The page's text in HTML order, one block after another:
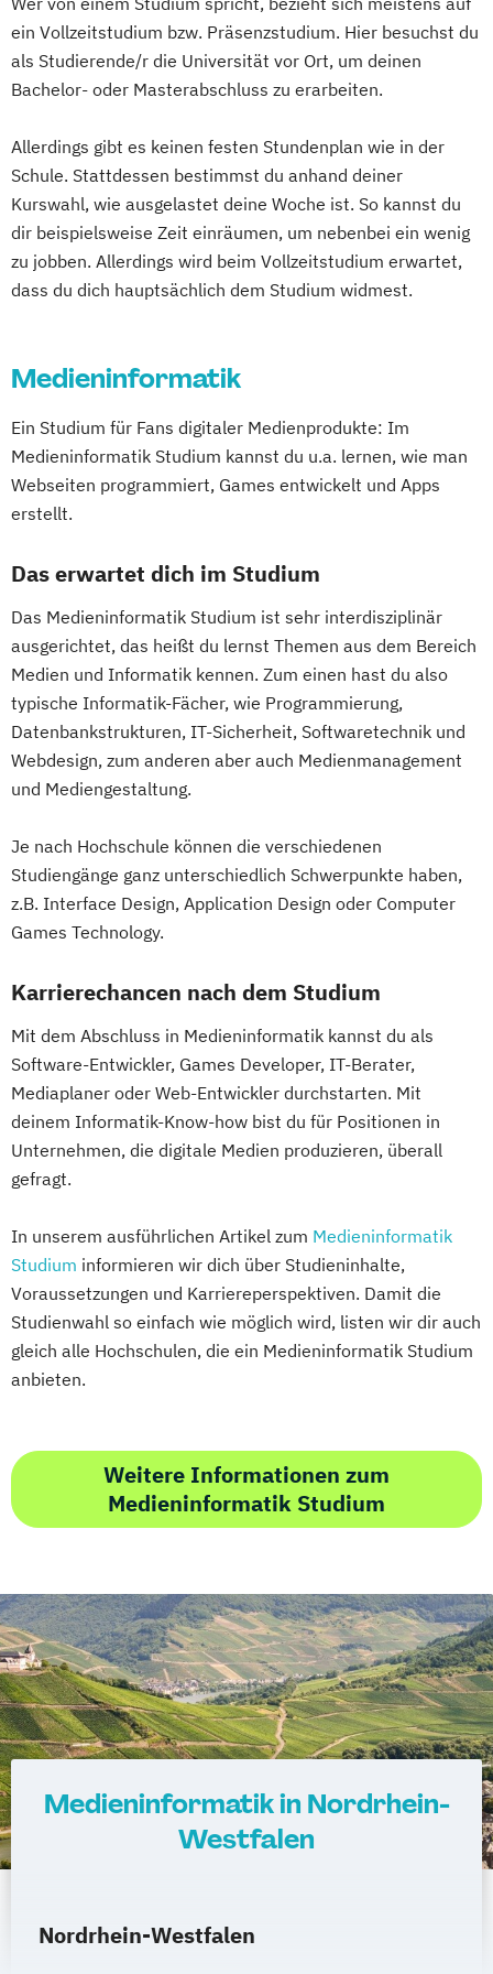
Orchesterspiel
Ton und Bild (in Kooperation mit der
Hochschule Düsseldorf)
ein Vollzeitstudium bzw. Präsenzstudium. Hier besuchst du
als Studierende/r die Universität vor Ort, um deinen
Bachelor- oder Masterabschluss zu erarbeiten.
Allerdings gibt es keinen festen Stundenplan wie in der
Schule. Stattdessen bestimmst du anhand deiner
Kurswahl, wie ausgelastet deine Woche ist. So kannst du
dir beispielsweise Zeit einräumen, um nebenbei ein wenig
zu jobben. Allerdings wird beim Vollzeitstudium erwartet,
dass du dich hauptsächlich dem Studium widmest.
Medieninformatik
Ein Studium für Fans digitaler Medienprodukte: Im
Medieninformatik Studium kannst du u.a. lernen, wie man
Webseiten programmiert, Games entwickelt und Apps
erstellt.
Das erwartet dich im Studium
Das Medieninformatik Studium ist sehr interdisziplinär
ausgerichtet, das heißt du lernst Themen aus dem Bereich
Medien und Informatik kennen. Zum einen hast du also
typische Informatik-Fächer, wie Programmierung,
Datenbankstrukturen, IT-Sicherheit, Softwaretechnik und
Webdesign, zum anderen aber auch Medienmanagement
und Mediengestaltung.
Je nach Hochschule können die verschiedenen
Studiengänge ganz unterschiedlich Schwerpunkte haben,
z.B. Interface Design, Application Design oder Computer
Games Technology.
Karrierechancen nach dem Studium
Mit dem Abschluss in Medieninformatik kannst du als
Software-Entwickler, Games Developer, IT-Berater,
Mediaplaner oder Web-Entwickler durchstarten. Mit
deinem Informatik-Know-how bist du für Positionen in
Unternehmen, die digitale Medien produzieren, überall
gefragt.
In unserem ausführlichen Artikel zum Medieninformatik
Studium informieren wir dich über Studieninhalte,
Voraussetzungen und Karriereperspektiven. Damit die
Studienwahl so einfach wie möglich wird, listen wir dir auch
gleich alle Hochschulen, die ein Medieninformatik Studium
anbieten.
Weitere Informationen zum
Medieninformatik Studium
Medieninformatik in Nordrhein-
Westfalen
Nordrhein-Westfalen